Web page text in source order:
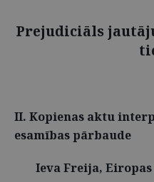
Prejudiciāls
II. Kopienas aktu
esamības pārbaude
Ieva Freija,